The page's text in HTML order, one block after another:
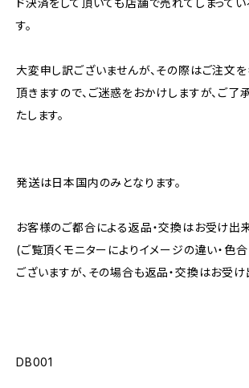
ド決済をして頂いても店舗で売れてしまって
す。
大変申し訳ございませんが、その際はご注文を
頂きますので、ご迷惑をおかけしますが、ご了
たします。
発送は日本国内のみとなります。
お客様のご都合による返品・交換はお受け出来
(ご覧頂くモニターによりイメージの違い・色
ございますが、その場合も返品・交換はお受け
DB001